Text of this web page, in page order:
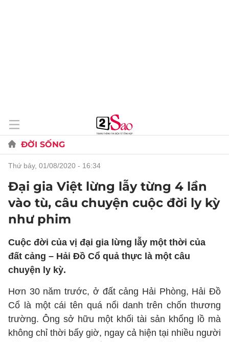
ĐỜI SỐNG
thứ bảy, 01/08/2020 - 16:34
Đại gia Việt lừng lẫy từng 4 lần
vào tù, câu chuyện cuộc đời ly kỳ
như phim
Cuộc đời của vị đại gia lừng lẫy một thời của
đất cảng – Hải Đồ Cổ quả thực là một câu
chuyện ly kỳ.
Hơn 30 năm trước, ở đất cảng Hải Phòng, Hải Đồ
Cổ là một cái tên quá nổi danh trên chốn thương
trường. Ông sở hữu một khối tài sản khổng lồ mà
không chỉ thời bấy giờ, ngay cả hiện tại nhiều người